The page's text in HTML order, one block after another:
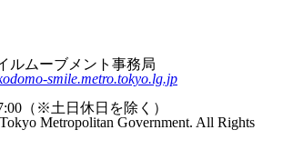
ルムーブメント事務局
smile.metro.tokyo.lg.jp
（※土日休日を除く）
Metropolitan Government. All Rights